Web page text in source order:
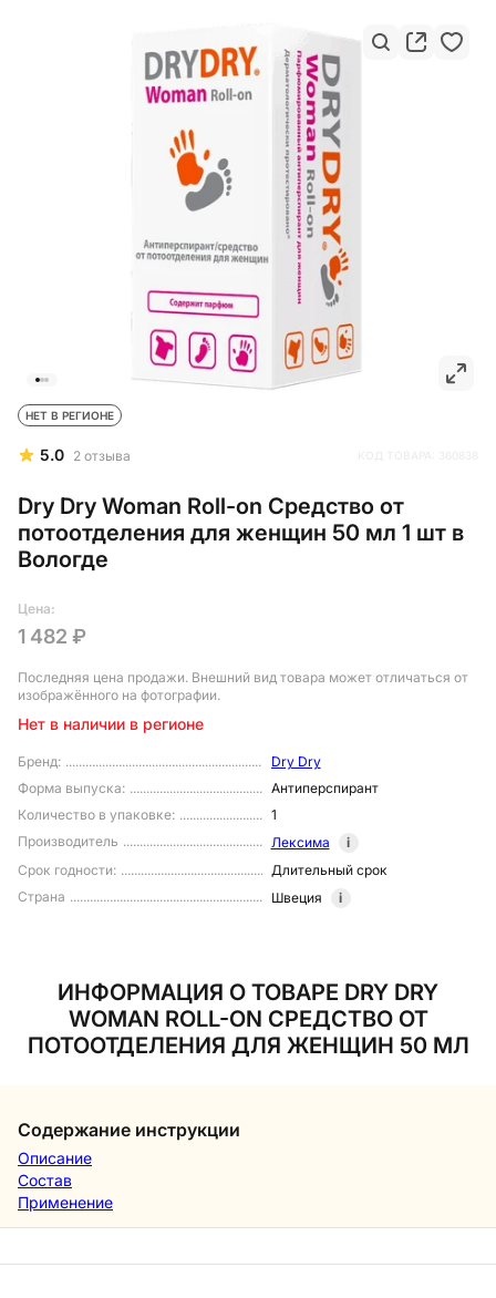
5.0 2 отзыва
Dry Dry Woman Roll-on Средство от
потоотделения для женщин 50 мл 1 шт в
Вологде
НЕТ В РЕГИОНЕ
Бренд:
Dry Dry
Форма выпуска:
Антиперспирант
Количество в упаковке:
1
Производитель
Лексима
i
Срок годности:
Длительный срок
Страна
Швеция i
Цена:
1 482 ₽
Последняя цена продажи. Внешний вид товара может отличаться от
изображённого на фотографии.
Нет в наличии в регионе
ИНФОРМАЦИЯ О ТОВАРЕ DRY DRY
WOMAN ROLL-ON СРЕДСТВО ОТ
ПОТООТДЕЛЕНИЯ ДЛЯ ЖЕНЩИН 50 МЛ
Содержание инструкции
Описание
Состав
Применение